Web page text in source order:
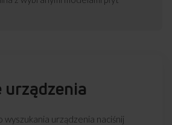
urządzenia
wyszukania urządzenia naciśnij